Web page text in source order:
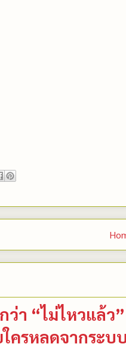
ว่า “ไม่ไหวแล้
ใครหลุดจากระบ